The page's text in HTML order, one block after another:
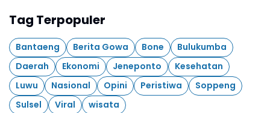
Tag Terpopuler
Bantaeng Berita Gowa Bone
Bulukumba
Daerah
Ekonomi Jeneponto
Kesehatan
Luwu
Nasional Opini Peristiwa
Soppeng
Sulsel
Viral wisata